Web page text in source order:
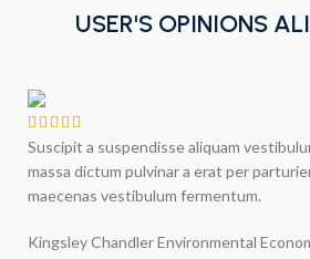
USER'S OPINIONS
Suscipit a suspendisse aliquam
massa dictum pulvinar a erat per
maecenas vestibulum fermentum.
Kingsley ChandlerEnvironmental